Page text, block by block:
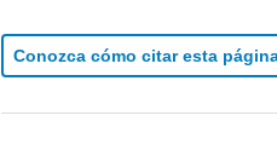
Conozca cómo citar esta